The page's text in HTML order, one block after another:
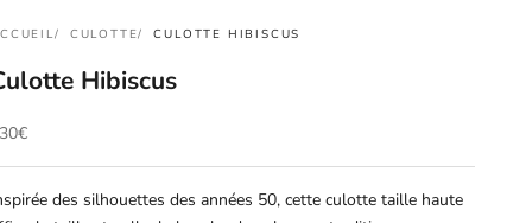
CULOTTE CULOTTE HIBISCUS
Hibiscus
de vente
des silhouettes des années 50, cette culotte taille haute